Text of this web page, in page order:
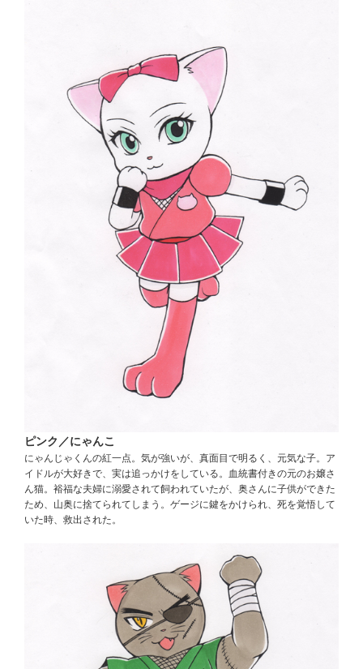
ピンク／にゃんこ
にゃんじゃくんの紅一点。気が強いが、真面目で明るく、元気な子。ア
イドルが大好きで、実は追っかけをしている。血統書付きの元のお嬢さ
ん猫。裕福な夫婦に溺愛されて飼われていたが、奥さんに子供ができた
ため、山奥に捨てられてしまう。ゲージに鍵をかけられ、死を覚悟して
いた時、救出された。